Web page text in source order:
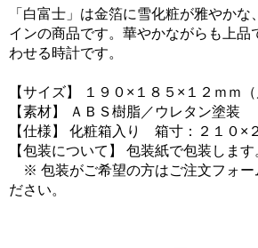
「白富士」は金箔に雪化粧が雅やか
インの商品です。華やかながらも上品
わせる時計です。
【サイズ】 １９０×１８５×１２ｍｍ（
【素材】 ＡＢＳ樹脂／ウレタン塗装
【仕様】 化粧箱入り 箱寸：２１０×
【包装について】 包装紙で包装します
※ 包装がご希望の方はご注文フォー
ださい。